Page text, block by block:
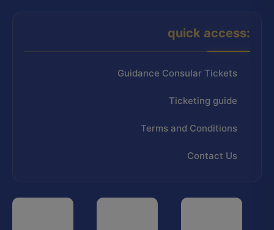
quick access:
Guidance Consular Tickets
Ticketing guide
Terms and Conditions
Contact Us